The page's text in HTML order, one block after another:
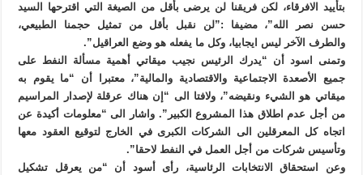
بتأييد الافرقاء، لكن فريقنا لن يرضى بأقل من الصيغة التي اقترحها السيد
حسن نصر الله”، مضيفا :”لن نقبل بأقل من تمثيل حجمنا الطبيعي،
والطرف الآخر ليس ايجابيا، وكل ما يفعله هو وضع العراقيل”.
وتمنى اسود أن “يدرك الرئيس نجيب ميقاتي أهمية مسألة النفط على
جميع الأصعدة الاجتماعية والاقتصادية والمالية”، معتبرا أن “ما يقوم به
ميقاتي هو الشيء ونقيضه”، ولافتا الى “إن هناك عرقلة لإصدار المراسيم
من أجل عدم اطلاق هذا المشروع الكبير”. واشار الى “معلومات أكيدة عن
اتجاه كل المعرقلين الى الشركات الكبرى في الخارج لتوقيع العقود معها
وتأسيس شركات من أجل العمل في النفط لاحقا”.
وعن استحقاق الانتخابات الرئاسية، رأى أسود أن “من يعرقل تشكيل